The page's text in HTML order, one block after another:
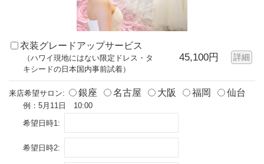
衣装グレードアップサービス
（ハワイ現地にはない限定ドレス・タ
キシードの日本国内事前試着）
45,100円 詳細
来店希望サロン: 銀座 名古屋 大阪 福岡 仙台
例：5月11日 10:00
希望日時1:
希望日時2: